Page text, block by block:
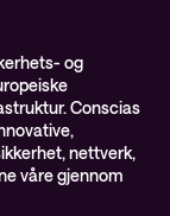
og
Conscias
nettverk,
våre gjennom